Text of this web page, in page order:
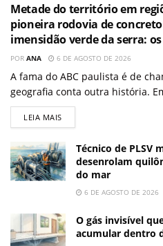
Metade do território em
pioneira rodovia de
imensidão verde da serra:
POR ANA 6 DE AGOSTO DE 2026
A fama do ABC paulista é de
geografia conta outra história.
LEIA MAIS
Técnico de PLSV
desenrolam
do mar
6 DE AGOSTO DE 2026
O gás invisível
acumular dentro